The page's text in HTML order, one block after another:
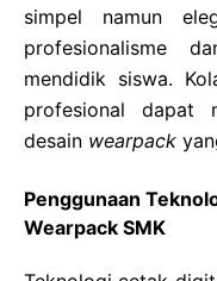
simpel namun
profesionalisme
mendidik siswa.
profesional dapat
desain wearpack
Penggunaan
Wearpack SMK